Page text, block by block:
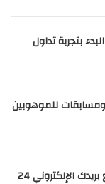
بتجربة تداول
ومسابقات للموهوبين
جهاز يمكنك من التواصل مع بريدك الإلكتروني 24